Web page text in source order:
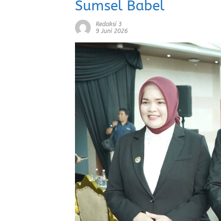
Sumsel Babel
Redaksi 3
9 Juni 2026